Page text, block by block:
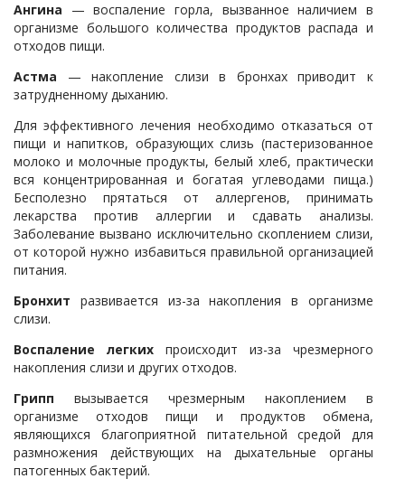
Ангина — воспаление горла, вызванное наличием в
организме большого количества продуктов распада и
отходов пищи.
Астма — накопление слизи в бронхах приводит к
затрудненному дыханию.
Для эффективного лечения необходимо отказаться от
пищи и напитков, образующих слизь (пастеризованное
молоко и молочные продукты, белый хлеб, практически
вся концентрированная и богатая углеводами пища.)
Бесполезно прятаться от аллергенов, принимать
лекарства против аллергии и сдавать анализы.
Заболевание вызвано исключительно скоплением слизи,
от которой нужно избавиться правильной организацией
питания.
Бронхит развивается из-за накопления в организме
слизи.
Воспаление легких происходит из-за чрезмерного
накопления слизи и других отходов.
Грипп вызывается чрезмерным накоплением в
организме отходов пищи и продуктов обмена,
являющихся благоприятной питательной средой для
размножения действующих на дыхательные органы
патогенных бактерий.